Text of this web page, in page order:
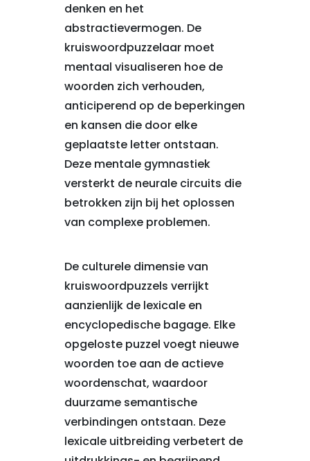
denken en het
abstractievermogen. De
kruiswoordpuzzelaar moet
mentaal visualiseren hoe de
woorden zich verhouden,
anticiperend op de beperkingen
en kansen die door elke
geplaatste letter ontstaan.
Deze mentale gymnastiek
versterkt de neurale circuits die
betrokken zijn bij het oplossen
van complexe problemen.
De culturele dimensie van
kruiswoordpuzzels verrijkt
aanzienlijk de lexicale en
encyclopedische bagage. Elke
opgeloste puzzel voegt nieuwe
woorden toe aan de actieve
woordenschat, waardoor
duurzame semantische
verbindingen ontstaan. Deze
lexicale uitbreiding verbetert de